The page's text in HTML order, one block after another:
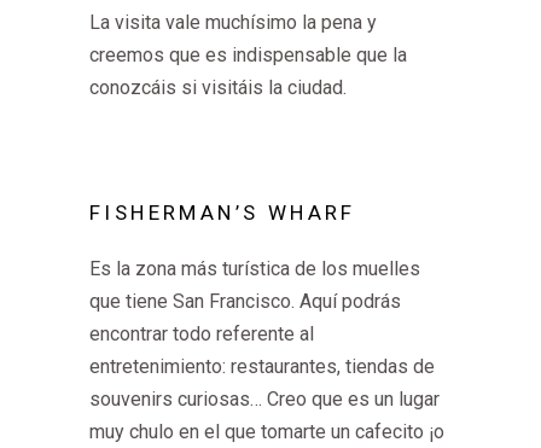
La visita vale muchísimo la pena y
creemos que es indispensable que la
conozcáis si visitáis la ciudad.
FISHERMAN’S WHARF
Es la zona más turística de los muelles
que tiene San Francisco. Aquí podrás
encontrar todo referente al
entretenimiento: restaurantes, tiendas de
souvenirs curiosas… Creo que es un lugar
muy chulo en el que tomarte un cafecito ¡o